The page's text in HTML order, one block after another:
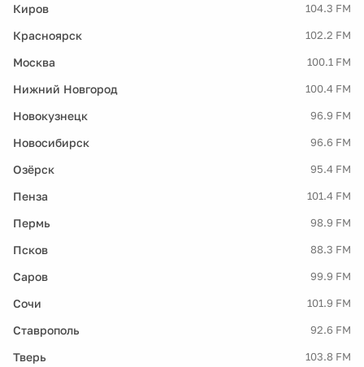
Киров 104.3 FM
Красноярск 102.2 FM
Москва 100.1 FM
Нижний Новгород 100.4 FM
Новокузнецк 96.9 FM
Новосибирск 96.6 FM
Озёрск 95.4 FM
Пенза 101.4 FM
Пермь 98.9 FM
Псков 88.3 FM
Саров 99.9 FM
Сочи 101.9 FM
Ставрополь 92.6 FM
Тверь 103.8 FM